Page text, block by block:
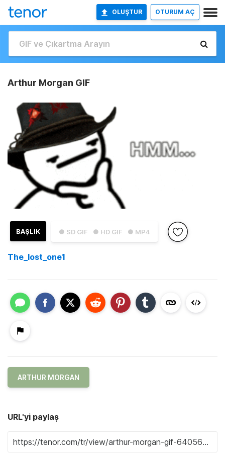
OLUŞTUR OTURUM AÇ
Arthur Morgan GIF
● SD GIF ● HD GIF ● MP4
BAŞLIK
The_lost_one1
ARTHUR MORGAN
URL'yi paylaş